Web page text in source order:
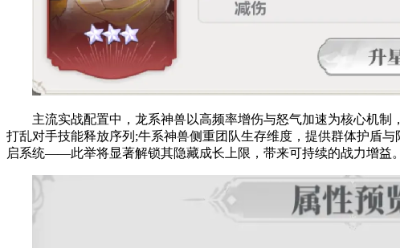
主流实战配置中，龙系神兽以高频率增伤与怒气加速为核心机制
打乱对手技能释放序列;牛系神兽侧重团队生存维度，提供群体护盾
启系统——此举将显著解锁其隐藏成长上限，带来可持续的战力增益。